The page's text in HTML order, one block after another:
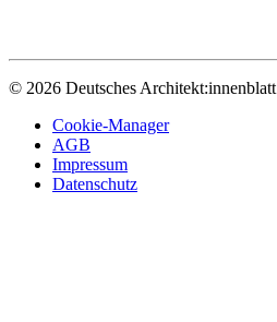
© 2026 Deutsches Architekt:innenblatt
Cookie-Manager
AGB
Impressum
Datenschutz